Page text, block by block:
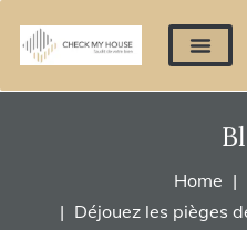
Home
Déjouez les pièges